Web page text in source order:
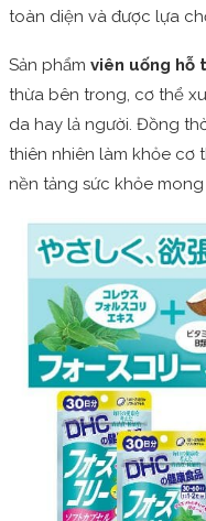
toàn diện và được lựa
Sản phẩm viên uống hỗ
thừa bên trong, cơ thể
da hay lả người. Đồng
thiên nhiên làm khỏe cơ
nền tảng sức khỏe mong